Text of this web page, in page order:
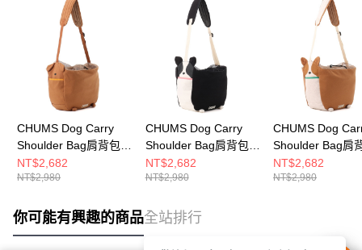
CHUMS Dog Carry
Shoulder Bag肩背包
棕色 CH603955B005
NT$2,682
NT$2,980
CHUMS Dog Carry
Shoulder Bag肩背包
Black Mix
CH603955K044
NT$2,682
NT$2,980
CHUMS Dog
Shoulder Bag肩
Brown Mix
CH603955B074
NT$2,682
NT$2,980
你可能有興趣的商品全站排行